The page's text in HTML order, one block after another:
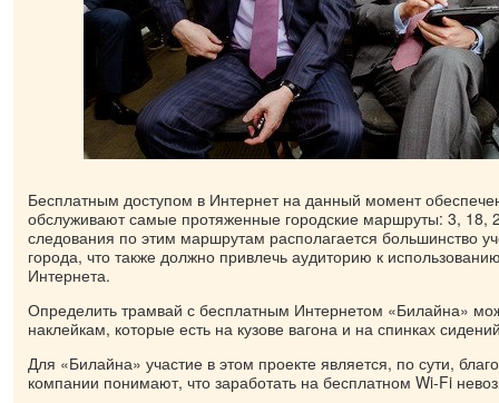
Бесплатным доступом в Интернет на данный момент
обслуживают самые протяженные городские маршруты: 3, 18,
следования по этим маршрутам располагается большинство
города, что также должно привлечь аудиторию к
Интернета.
Определить трамвай с бесплатным Интернетом «Билайна»
наклейкам, которые есть на кузове вагона и на спинках
Для «Билайна» участие в этом проекте является, по сути,
компании понимают, что заработать на бесплатном Wi-Fi